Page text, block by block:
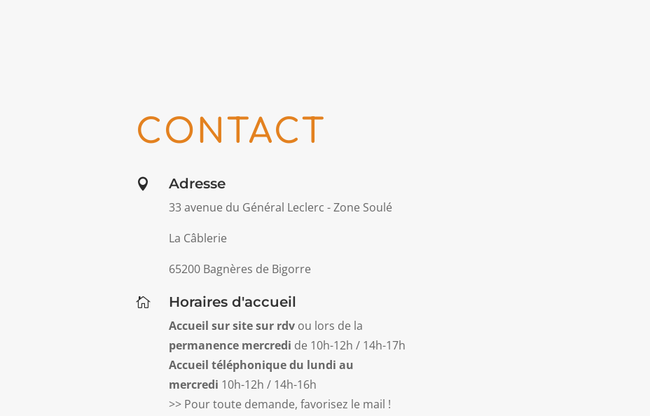
CONTACT
 Adresse
33 avenue du Général Leclerc - Zone Soulé
La Câblerie
65200 Bagnères de Bigorre
 Horaires d'accueil
Accueil sur sitesur rdvou lors de la
permanence mercredi de 10h-12h / 14h-17h
Accueil téléphoniquedu lundi au
mercredi 10h-12h / 14h-16h
>> Pour toute demande, favorisez le mail !